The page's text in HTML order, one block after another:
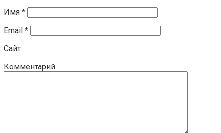
Имя *
Email *
Сайт
Комментарий